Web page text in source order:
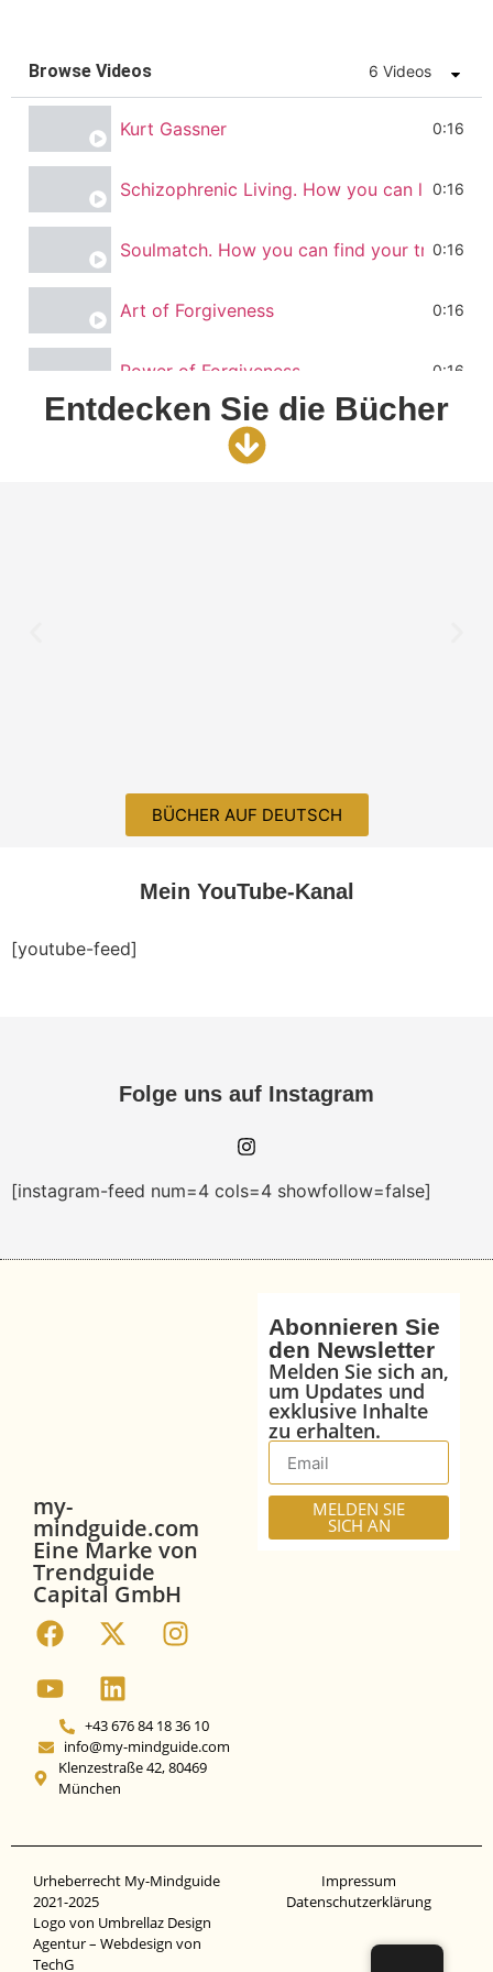
Browse Videos 6 Videos
Kurt Gassner 0:16
Schizophrenic Living. How you can live in
0:16
Soulmatch. How you can find your true0:16
Art of Forgiveness 0:16
Power of Forgiveness 0:16
Match me if you can
Entdecken Sie die Bücher
BÜCHER AUF DEUTSCH
Mein YouTube-Kanal
[youtube-feed]
Folge uns auf Instagram
[instagram-feed num=4 cols=4 showfollow=false]
my-
mindguide.com
Eine Marke von
Trendguide
Capital GmbH
+43 676 84 18 36 10
info@my-mindguide.com
Klenzestraße 42, 80469
München
Abonnieren Sie
den Newsletter
Melden Sie sich an,
um Updates und
exklusive Inhalte
zu erhalten.
MELDEN SIE
SICH AN
Urheberrecht My-Mindguide
2021-2025
Logo von Umbrellaz Design
Agentur – Webdesign von
TechG
Impressum
Datenschutz­erklärung